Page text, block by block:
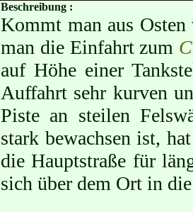
Beschreibung :
Kommt man aus
man die Einfahrt zum
auf Höhe einer
Auffahrt sehr kurven
Piste an steilen
stark bewachsen ist,
die Hauptstraße für
sich über dem Ort in